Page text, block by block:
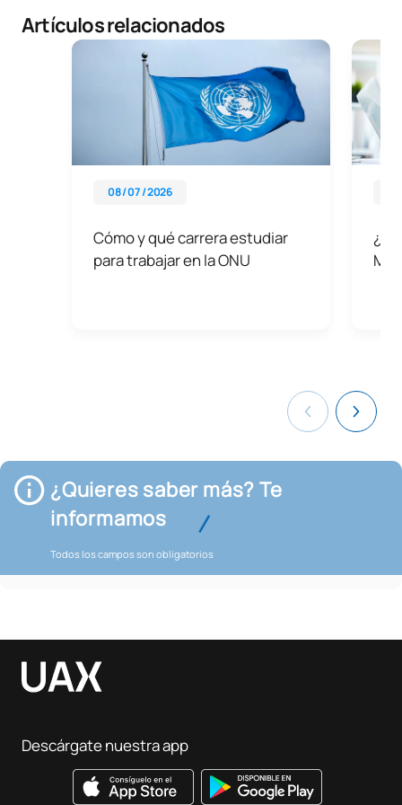
Artículos relacionados
08 / 07 / 2026
Cómo y qué carrera estudiar
para trabajar en la ONU
¿Quieres saber más? Te
informamos
Todos los campos son obligatorios
Descárgate nuestra app